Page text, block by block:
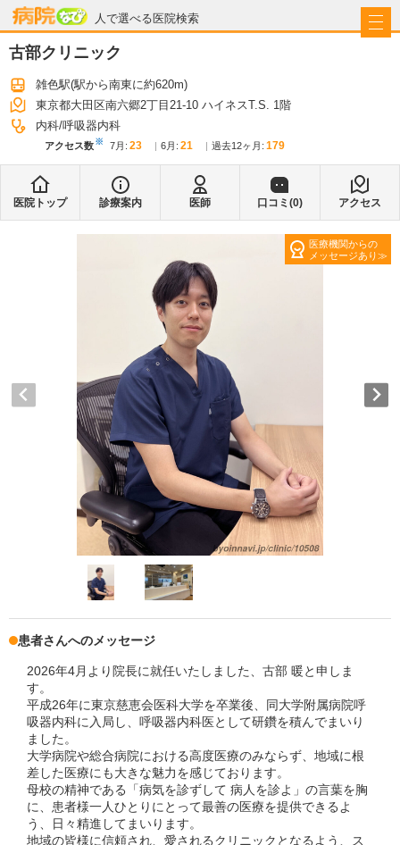
人で選べる医院検索
病院なび
古部クリニック
雑色駅(駅から南東に約620m)
東京都大田区南六郷2丁目21-10 ハイネスT.S. 1階
内科 呼吸器内科
アクセス数※ 7月 : 23 6月 : 21 過去12ヶ月: 179
医院トップ 診療案内 医師 口コミ(0) アクセス
医療機関からの
メッセージあり
患者さんへのメッセージ
2026年4月より院長に就任いたしました、古部 暖と申しま
す。
平成26年に東京慈恵会医科大学を卒業後、同大学附属病院呼
吸器内科に入局し、呼吸器内科医として研鑽を積んでまいり
ました。
大学病院や総合病院における高度医療のみならず、地域に根
差した医療にも大きな魅力を感じております。
母校の精神である「病気を診ずして 病人を診よ」の言葉を胸
に、患者様一人ひとりにとって最善の医療を提供できるよ
う、日々精進してまいります。
地域の皆様に信頼され、愛されるクリニックとなるよう、ス